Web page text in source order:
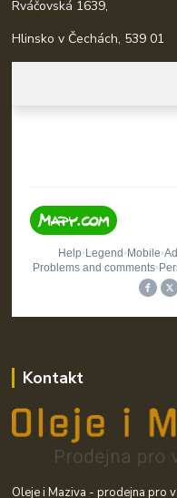
Rváčovská 1639,
Hlinsko v Čechách, 539 01
Kontakt
Oleje i Maziva - prodejna pro